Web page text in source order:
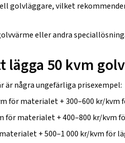
golvläggare, vilket
eller andra
lägga 50 kvm
är några ungefärliga prisexempel:
för materialet + 300–600 kr/kvm
för materialet + 400–800 kr/kvm
+ 500–1 000 kr/kvm för